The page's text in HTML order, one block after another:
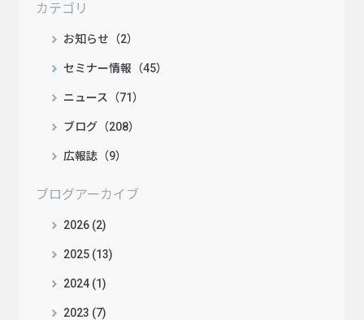
カテゴリ
お知らせ（2）
セミナー情報（45）
ニュース（71）
ブログ（208）
広報誌（9）
ブログアーカイブ
2026 (2)
2025 (13)
2024 (1)
2023 (7)